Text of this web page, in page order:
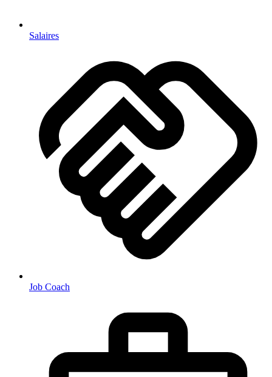
Salaires
Job Coach